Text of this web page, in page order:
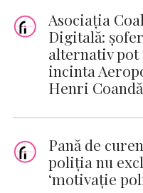
Asociația
Digitală:
alternativ
incinta
Henri Coandă
Pană de
poliţia nu
‘motivaţie